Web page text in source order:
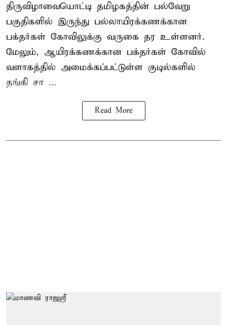
திருவிழாவையொட்டி தமிழகத்தின் பல்வேறு
பகுதிகளில் இருந்து பல்லாயிரக்கணக்கான
பக்தர்கள் கோவிலுக்கு வருகை தர உள்ளனர்.
மேலும், ஆயிரக்கணக்கான பக்தர்கள் கோவில்
வளாகத்தில் அமைக்கப்பட்டுள்ள குடில்களில்
தங்கி சா ...
Read More